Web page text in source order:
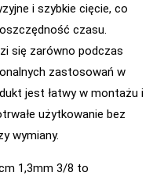
i szybkie cięcie, co
czasu.
się zarówno podczas
zastosowań w
jest łatwy w montażu i
użytkowanie bez
wymiany.
1,3mm 3/8 to